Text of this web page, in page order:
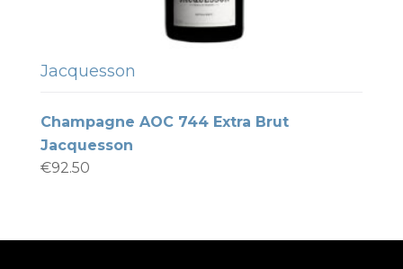
Jacquesson
Champagne AOC 744 Extra Brut
Jacquesson
€92.50